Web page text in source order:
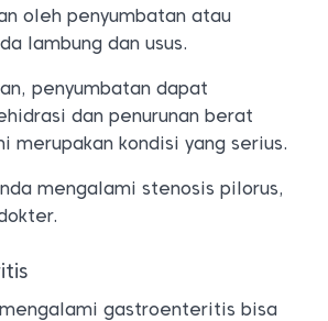
oleh penyumbatan atau
lambung dan usus.
penyumbatan dapat
dan penurunan berat
merupakan kondisi yang serius.
mengalami stenosis pilorus,
gastroenteritis bisa